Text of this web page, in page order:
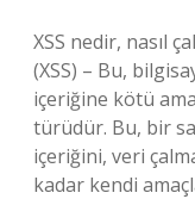
XSS nedir, nasıl
(XSS) – Bu,
içeriğine kötü
türüdür. Bu, bir
içeriğini, veri
kadar kendi